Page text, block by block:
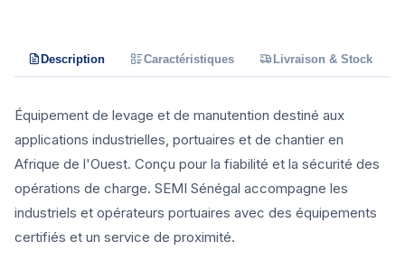
Description Caractéristiques Livraison & Stock
Équipement de levage et de manutention destiné aux
applications industrielles, portuaires et de chantier en
Afrique de l'Ouest. Conçu pour la fiabilité et la sécurité des
opérations de charge. SEMI Sénégal accompagne les
industriels et opérateurs portuaires avec des équipements
certifiés et un service de proximité.